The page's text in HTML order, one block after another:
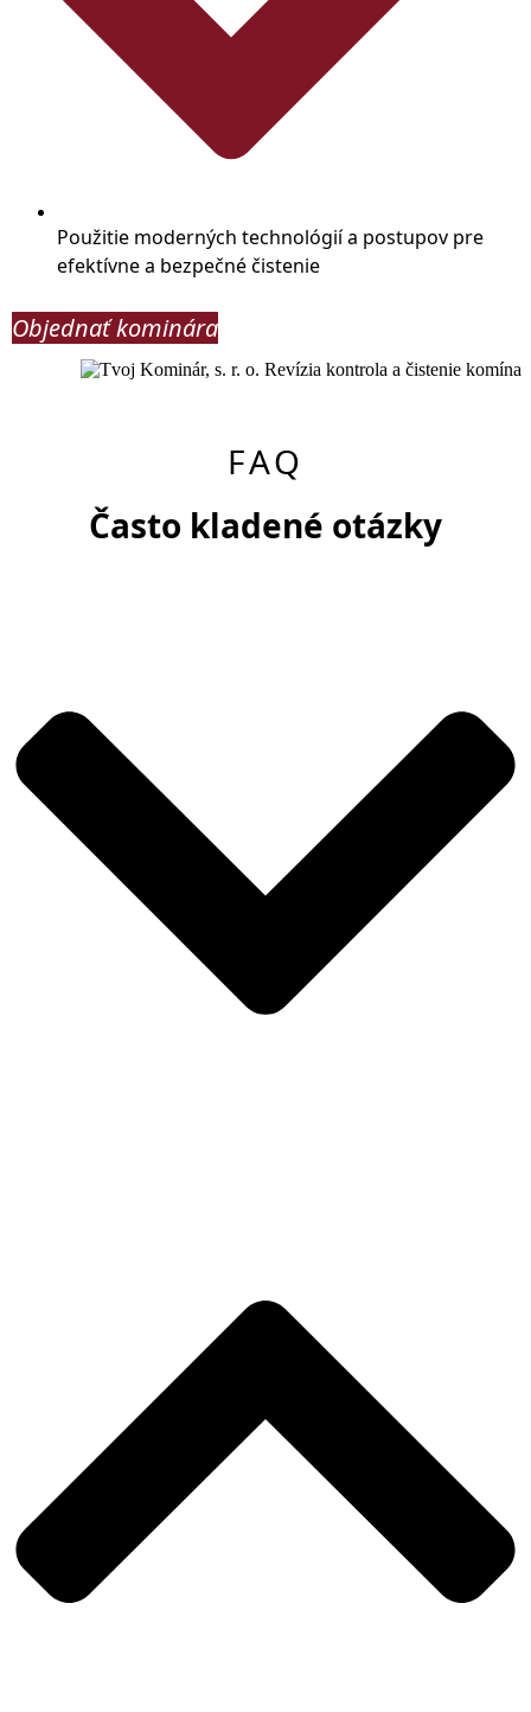
Použitie moderných technológií a postupov pre
efektívne a bezpečné čistenie
Objednať kominára
FAQ
Často kladené otázky